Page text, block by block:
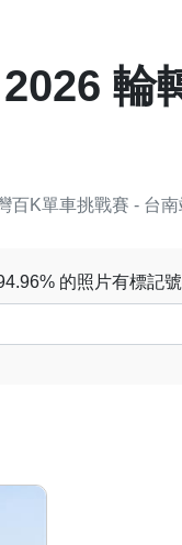
2026 輪
百K單車挑戰賽 - 台南
的照片有標記